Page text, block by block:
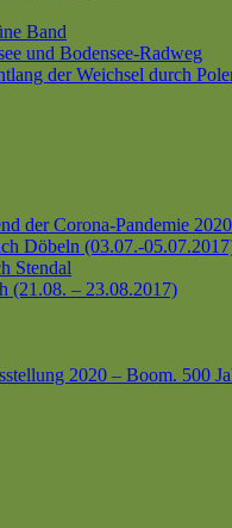
Band
und Bodensee-Radweg
der Weichsel durch
der Corona-Pandemie 2020
Döbeln (03.07.-
Stendal
(21.08. – 23.08.2017)
2020 – Boom. 500